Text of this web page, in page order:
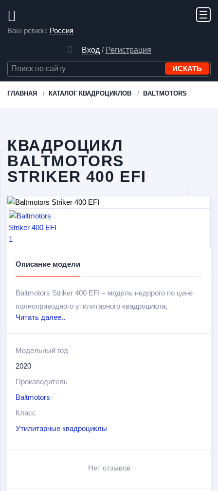
Ваш регион: Россия
Вход / Регистрация
ГЛАВНАЯ КАТАЛОГ КВАДРОЦИКЛОВ BALTMOTORS
КВАДРОЦИКЛ
BALTMOTORS
STRIKER 400 EFI
Описание модели
Baltmotors Striker 400 EFI – модель недорого по цене
полноприводного утилитарного квадроцикла,
разработанного на базе Yamaha Grizzly 350.
Отличается неплохим запасом прочности, простотой
хозяйственных работ (уборка снега, перевозка грузов).
Идеальный вариант для фермеров, охотников,
рыбаков, лесников.
Оснащен экономичным инжекторным двигателем с
Читать далее..
Модельный год
2020
Производитель
Baltmotors
Класс
Утилитарные квадроциклы
Нет отзывов